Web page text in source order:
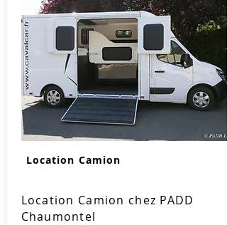
Location Camion
Location Camion chez PADD
Chaumontel